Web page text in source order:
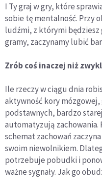
I Ty graj w gry, które
sobie tę mentalność. Przy
ludźmi, z którymi będziesz
gramy, zaczynamy lubić
Zrób coś inaczej niż
Ile rzeczy w ciągu dnia
aktywność kory mózgowej,
podstawnych, bardzo
automatyzują
schemat zachowań
swoim niewolnikiem.
potrzebuje pobudki i
ważne sygnały. Jak go